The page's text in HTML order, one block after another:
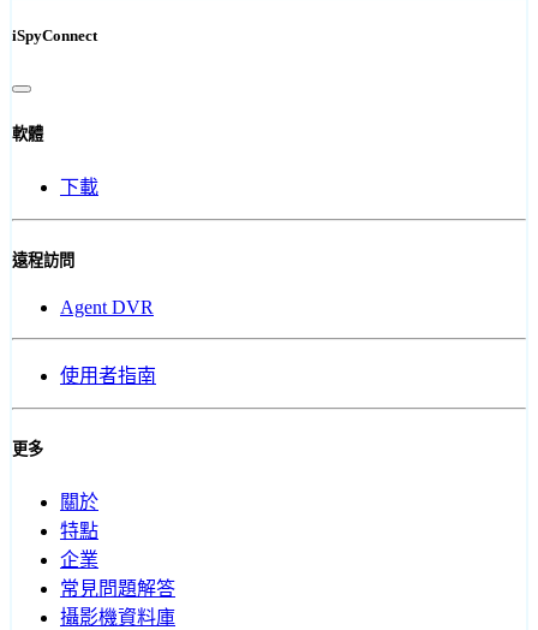
iSpyConnect
軟體
下載
遠程訪問
Agent DVR
使用者指南
更多
關於
特點
企業
常見問題解答
攝影機資料庫